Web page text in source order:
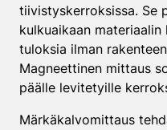
tiivistyskerroksissa. Se
kulkuaikaan
tuloksia ilman
Magneettinen mittaus
päälle levitetyille
Märkäkalvomittaus